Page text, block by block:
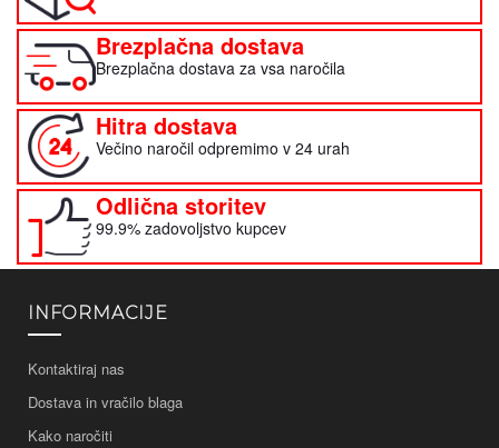
Brezplačna dostava
Brezplačna dostava za vsa naročila
Hitra dostava
Večino naročil odpremimo v 24 urah
Odlična storitev
99.9% zadovoljstvo kupcev
INFORMACIJE
Kontaktiraj nas
Dostava in vračilo blaga
Kako naročiti